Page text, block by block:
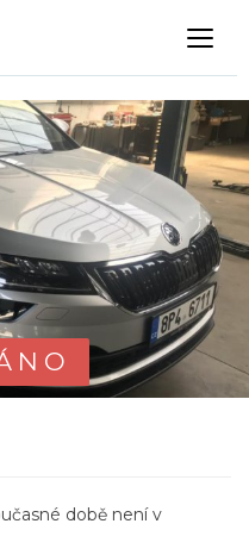
době není v